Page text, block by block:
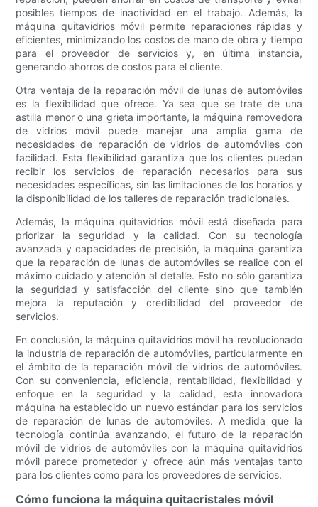
posibles tiempos de inactividad en el trabajo. Además, la
máquina quitavidrios móvil permite reparaciones rápidas y
eficientes, minimizando los costos de mano de obra y tiempo
para el proveedor de servicios y, en última instancia,
generando ahorros de costos para el cliente.
Otra ventaja de la reparación móvil de lunas de automóviles
es la flexibilidad que ofrece. Ya sea que se trate de una
astilla menor o una grieta importante, la máquina removedora
de vidrios móvil puede manejar una amplia gama de
necesidades de reparación de vidrios de automóviles con
facilidad. Esta flexibilidad garantiza que los clientes puedan
recibir los servicios de reparación necesarios para sus
necesidades específicas, sin las limitaciones de los horarios y
la disponibilidad de los talleres de reparación tradicionales.
Además, la máquina quitavidrios móvil está diseñada para
priorizar la seguridad y la calidad. Con su tecnología
avanzada y capacidades de precisión, la máquina garantiza
que la reparación de lunas de automóviles se realice con el
máximo cuidado y atención al detalle. Esto no sólo garantiza
la seguridad y satisfacción del cliente sino que también
mejora la reputación y credibilidad del proveedor de
servicios.
En conclusión, la máquina quitavidrios móvil ha revolucionado
la industria de reparación de automóviles, particularmente en
el ámbito de la reparación móvil de vidrios de automóviles.
Con su conveniencia, eficiencia, rentabilidad, flexibilidad y
enfoque en la seguridad y la calidad, esta innovadora
máquina ha establecido un nuevo estándar para los servicios
de reparación de lunas de automóviles. A medida que la
tecnología continúa avanzando, el futuro de la reparación
móvil de vidrios de automóviles con la máquina quitavidrios
móvil parece prometedor y ofrece aún más ventajas tanto
para los clientes como para los proveedores de servicios.
Cómo funciona la máquina quitacristales móvil